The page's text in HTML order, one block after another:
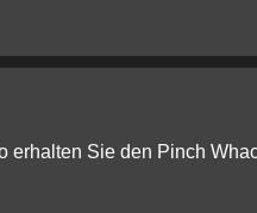
erhalten Sie den Pinch